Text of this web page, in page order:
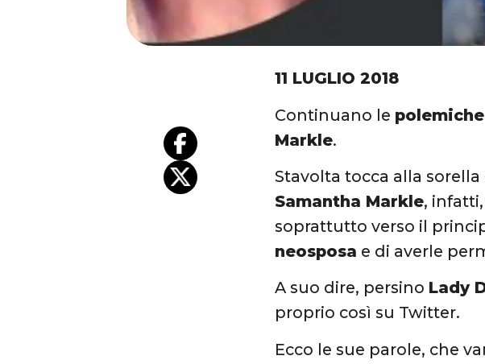
11 LUGLIO 2018
Continuano le polemiche
Markle.
Stavolta tocca alla
Samantha Markle,
soprattutto verso il
neosposa e di averle
A suo dire, persino Lady
proprio così su Twitter.
Ecco le sue parole, che